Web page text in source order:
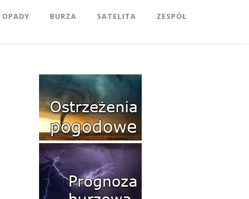
OPADY BURZA SATELITA ZESPÓŁ